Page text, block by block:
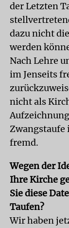
der Letzten
dazu nicht
werden
Nach Lehre
im Jenseits
nicht als
fremd.
Wegen der
Ihre Kirche
Sie diese
Taufen?
Wir haben